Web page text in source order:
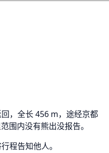
，全长 456 m，途经京都
围内没有熊出没报告。
程告知他人。